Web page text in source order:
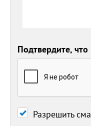
Подтвердите,
Разрешить